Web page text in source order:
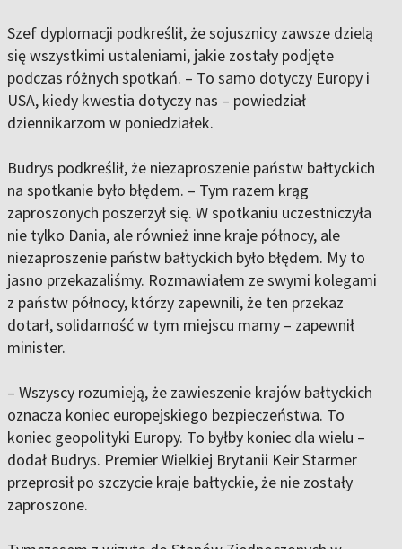
Szef dyplomacji podkreślił, że sojusznicy zawsze dzielą
się wszystkimi ustaleniami, jakie zostały podjęte
podczas różnych spotkań. – To samo dotyczy Europy i
USA, kiedy kwestia dotyczy nas – powiedział
dziennikarzom w poniedziałek.
Budrys podkreślił, że niezaproszenie państw bałtyckich
na spotkanie było błędem. – Tym razem krąg
zaproszonych poszerzył się. W spotkaniu uczestniczyła
nie tylko Dania, ale również inne kraje północy, ale
niezaproszenie państw bałtyckich było błędem. My to
jasno przekazaliśmy. Rozmawiałem ze swymi kolegami
z państw północy, którzy zapewnili, że ten przekaz
dotarł, solidarność w tym miejscu mamy – zapewnił
minister.
– Wszyscy rozumieją, że zawieszenie krajów bałtyckich
oznacza koniec europejskiego bezpieczeństwa. To
koniec geopolityki Europy. To byłby koniec dla wielu –
dodał Budrys. Premier Wielkiej Brytanii Keir Starmer
przeprosił po szczycie kraje bałtyckie, że nie zostały
zaproszone.